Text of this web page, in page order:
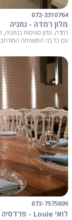
072-3310764
מלון רמדה - נתניה
רמדה, מלון סוויטות
עם כל בני המשפחה
073-7575899
לואי Louie - פרדסיה